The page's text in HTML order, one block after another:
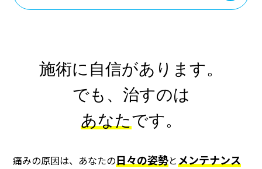
施術に⾃信があります。
でも、 治すのは
あなたです。
痛みの原因は、あなたの⽇々の姿勢と メンテナンス